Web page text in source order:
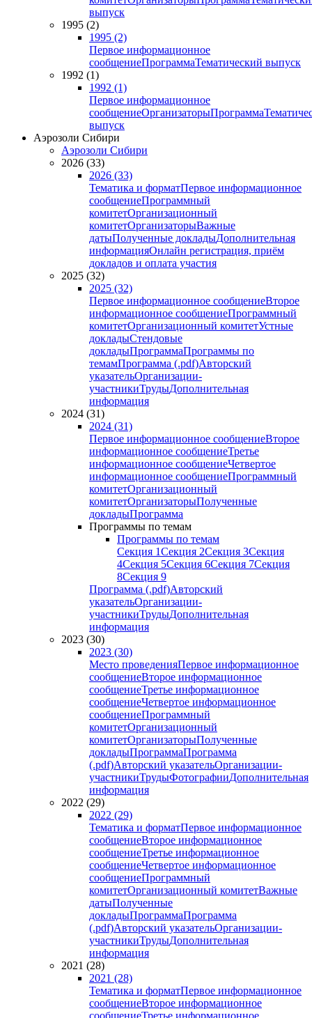
выпуск
1995 (2)
1995 (2)
Первое информационное
сообщениеПрограммаТематический выпуск
1992 (1)
1992 (1)
Первое информационное
сообщениеОрганизаторыПрограмма
выпуск
Аэрозоли Сибири
Аэрозоли Сибири
2026 (33)
2026 (33)
Тематика и форматПервое информационное
сообщениеПрограммный
комитетОрганизационный
комитетОрганизаторыВажные
датыПолученные докладыДополнительная
информацияОнлайн регистрация, приём
докладов и оплата участия
2025 (32)
2025 (32)
Первое информационное сообщениеВторое
информационное сообщениеПрограммный
комитетОрганизационный комитетУстные
докладыСтендовые
докладыПрограммаПрограммы по
темамПрограмма (.pdf)Авторский
указательОрганизации-
участникиТрудыДополнительная
информация
2024 (31)
2024 (31)
Первое информационное сообщениеВторое
информационное сообщениеТретье
информационное сообщениеЧетвертое
информационное сообщениеПрограммный
комитетОрганизационный
комитетОрганизаторыПолученные
докладыПрограмма
Программы по темам
Программы по темам
Секция 1Секция 2Секция 3Секция
4Секция 5Секция 6Секция 7Секция
8Секция 9
Программа (.pdf)Авторский
указательОрганизации-
участникиТрудыДополнительная
информация
2023 (30)
2023 (30)
Место проведенияПервое информационное
сообщениеВторое информационное
сообщениеТретье информационное
сообщениеЧетвертое информационное
сообщениеПрограммный
комитетОрганизационный
комитетОрганизаторыПолученные
докладыПрограммаПрограмма
(.pdf)Авторский указательОрганизации-
участникиТрудыФотографииДополнительная
информация
2022 (29)
2022 (29)
Тематика и форматПервое информационное
сообщениеВторое информационное
сообщениеТретье информационное
сообщениеЧетвертое информационное
сообщениеПрограммный
комитетОрганизационный комитетВажные
датыПолученные
докладыПрограммаПрограмма
(.pdf)Авторский указательОрганизации-
участникиТрудыДополнительная
информация
2021 (28)
2021 (28)
Тематика и форматПервое информационное
сообщениеВторое информационное
сообщениеТретье информационное